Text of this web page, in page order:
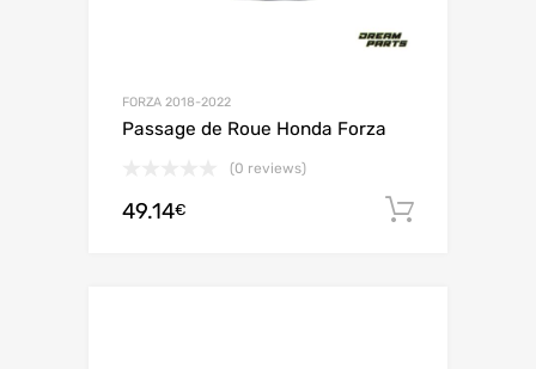
FORZA 2018-2022
Passage de Roue Honda Forza
(0 reviews)
49.14€